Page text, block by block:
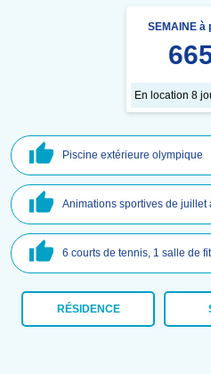
SEMAINE à
En location 8
Piscine extérieure olympique
Animations sportives de juillet
6 courts de tennis, 1 salle de
RÉSIDENCE